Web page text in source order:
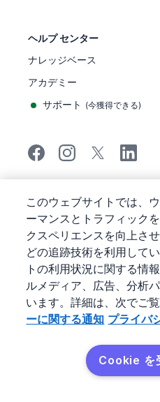
ヘルプ センター
ナレッジベース
アカデミー
サポート (今獲得できる)
Pipedrive
サービス利用規約
Pipedrive
プライバシー通知
サイトマップ
クッキーに関する通知
Cookie 優先設定
Pipedrive は、ウェブベース
です。
このウェブサイトでは、
ーマンスとトラフィック
クスペリエンスを向上さ
どの追跡技術を利用して
トの利用状況に関する情
ルメディア、広告、分析
います。詳細は、次でご
ーに関する通知 プライバ
Cookie を